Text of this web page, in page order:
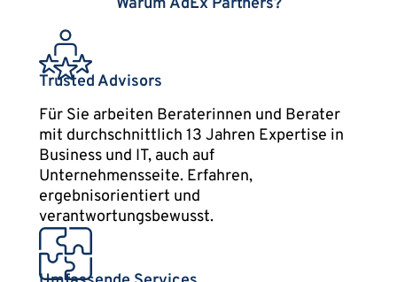
Warum AdEx Partners?
Trusted Advisors
Für Sie arbeiten Beraterinnen und Berater
mit durchschnittlich 13 Jahren Expertise in
Business und IT, auch auf
Unternehmensseite. Erfahren,
ergebnisorientiert und
verantwortungsbewusst.